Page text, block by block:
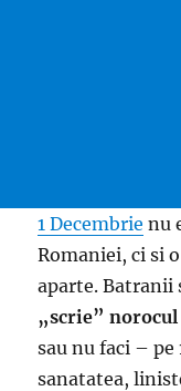
1 Decembrie nu
Romaniei, ci si
aparte. Batranii
„scrie”
sau nu faci –
sanatatea,